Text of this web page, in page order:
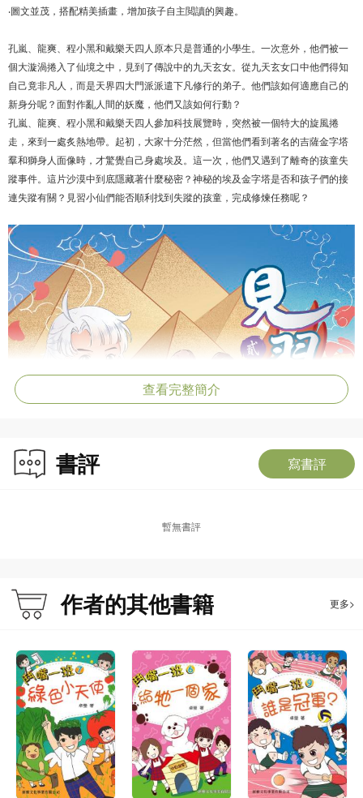
‧圖文並茂，搭配精美插畫，增加孩子自主閲讀的興趣。
孔嵐、龍爽、程小黑和戴樂天四人原本只是普通的小學生。一次意外，他們被一
個大漩渦捲入了仙境之中，見到了傳說中的九天玄女。從九天玄女口中他們得知
自己竟非凡人，而是天界四大門派派遣下凡修行的弟子。他們該如何適應自己的
新身分呢？面對作亂人間的妖魔，他們又該如何行動？
孔嵐、龍爽、程小黑和戴樂天四人參加科技展覽時，突然被一個特大的旋風捲
走，來到一處炙熱地帶。起初，大家十分茫然，但當他們看到著名的吉薩金字塔
羣和獅身人面像時，才驚覺自己身處埃及。這一次，他們又遇到了離奇的孩童失
蹤事件。這片沙漠中到底隱藏著什麼秘密？神秘的埃及金字塔是否和孩子們的接
連失蹤有關？見習小仙們能否順利找到失蹤的孩童，完成修煉任務呢？
查看完整簡介
書評 寫書評
暫無書評
作者的其他書籍 更多>